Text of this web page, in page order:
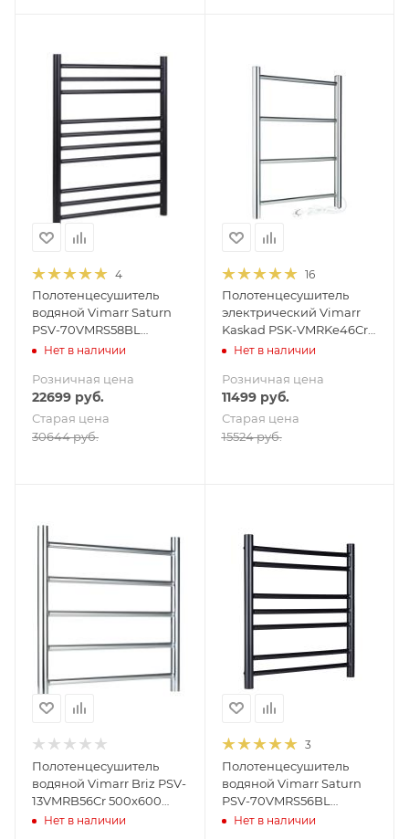
4
Полотенцесушитель
водяной Vimarr Saturn
PSV-70VMRS58BL
500х800 лесенка, с
черный матовый
Нет в наличии
Розничная цена
22699 руб.
Старая цена
30644руб.
16
Полотенцесушитель
электрический Vimarr
Kaskad PSK-VMRKe46Cr
400х600 лесенка
Нет в наличии
Розничная цена
11499руб.
Старая цена
15524руб.
Полотенцесушитель
водяной Vimarr Briz PSV-
13VMRB56Cr 500х600
лесенка, с фитингами в
Нет в наличии
3
Полотенцесушитель
водяной Vimarr Saturn
PSV-70VMRS56BL
500х600 лесенка, с
Нет в наличии